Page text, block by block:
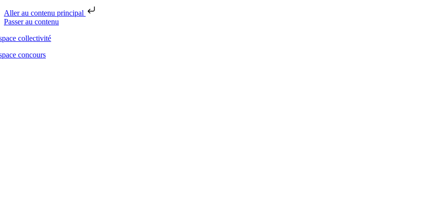
Aller au contenu principal
Passer au contenu
collectivité
concours